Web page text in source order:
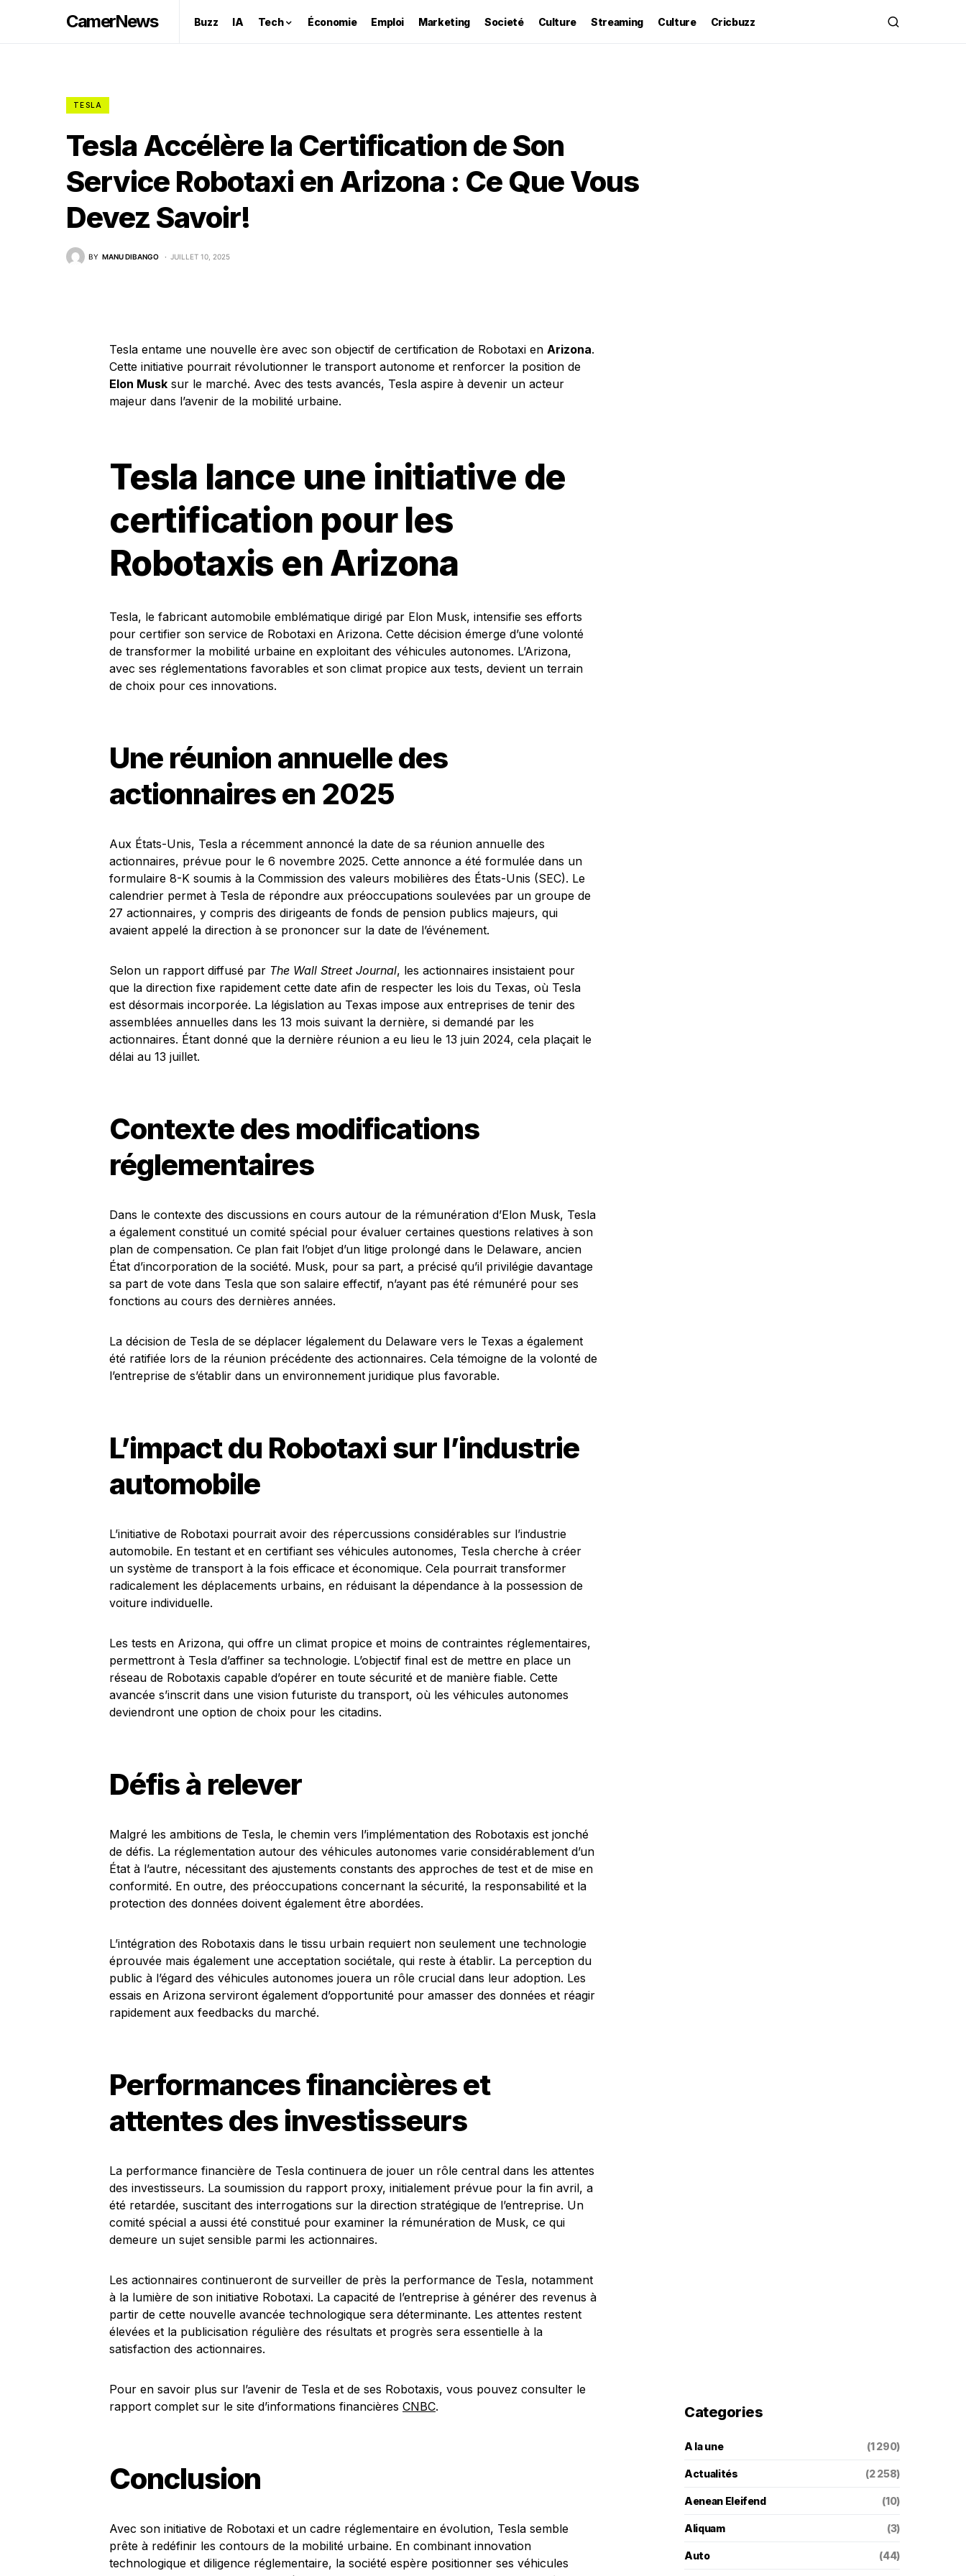
CamerNews Buzz IA Tech Économie Emploi Marketing Societé Culture Streaming Culture Cricbuzz
TESLA
Tesla Accélère la Certification de Son
Service Robotaxi en Arizona : Ce Que Vous
Devez Savoir!
BY MANU DIBANGO JUILLET 10, 2025
Tesla entame une nouvelle ère avec son objectif de certification de Robotaxi en Arizona.
Cette initiative pourrait révolutionner le transport autonome et renforcer la position de
Elon Musk sur le marché. Avec des tests avancés, Tesla aspire à devenir un acteur
majeur dans l’avenir de la mobilité urbaine.
Tesla lance une initiative de
certification pour les
Robotaxis en Arizona
Tesla, le fabricant automobile emblématique dirigé par Elon Musk, intensifie ses efforts
pour certifier son service de Robotaxi en Arizona. Cette décision émerge d’une volonté
de transformer la mobilité urbaine en exploitant des véhicules autonomes. L’Arizona,
avec ses réglementations favorables et son climat propice aux tests, devient un terrain
de choix pour ces innovations.
Une réunion annuelle des
actionnaires en 2025
Aux États-Unis, Tesla a récemment annoncé la date de sa réunion annuelle des
actionnaires, prévue pour le 6 novembre 2025. Cette annonce a été formulée dans un
formulaire 8-K soumis à la Commission des valeurs mobilières des États-Unis (SEC). Le
calendrier permet à Tesla de répondre aux préoccupations soulevées par un groupe de
27 actionnaires, y compris des dirigeants de fonds de pension publics majeurs, qui
avaient appelé la direction à se prononcer sur la date de l’événement.
Selon un rapport diffusé par The Wall Street Journal, les actionnaires insistaient pour
que la direction fixe rapidement cette date afin de respecter les lois du Texas, où Tesla
est désormais incorporée. La législation au Texas impose aux entreprises de tenir des
assemblées annuelles dans les 13 mois suivant la dernière, si demandé par les
actionnaires. Étant donné que la dernière réunion a eu lieu le 13 juin 2024, cela plaçait le
délai au 13 juillet.
Contexte des modifications
réglementaires
Dans le contexte des discussions en cours autour de la rémunération d’Elon Musk, Tesla
a également constitué un comité spécial pour évaluer certaines questions relatives à son
plan de compensation. Ce plan fait l’objet d’un litige prolongé dans le Delaware, ancien
État d’incorporation de la société. Musk, pour sa part, a précisé qu’il privilégie davantage
sa part de vote dans Tesla que son salaire effectif, n’ayant pas été rémunéré pour ses
fonctions au cours des dernières années.
La décision de Tesla de se déplacer légalement du Delaware vers le Texas a également
été ratifiée lors de la réunion précédente des actionnaires. Cela témoigne de la volonté de
l’entreprise de s’établir dans un environnement juridique plus favorable.
L’impact du Robotaxi sur l’industrie
automobile
L’initiative de Robotaxi pourrait avoir des répercussions considérables sur l’industrie
automobile. En testant et en certifiant ses véhicules autonomes, Tesla cherche à créer
un système de transport à la fois efficace et économique. Cela pourrait transformer
radicalement les déplacements urbains, en réduisant la dépendance à la possession de
voiture individuelle.
Les tests en Arizona, qui offre un climat propice et moins de contraintes réglementaires,
permettront à Tesla d’affiner sa technologie. L’objectif final est de mettre en place un
réseau de Robotaxis capable d’opérer en toute sécurité et de manière fiable. Cette
avancée s’inscrit dans une vision futuriste du transport, où les véhicules autonomes
deviendront une option de choix pour les citadins.
Défis à relever
Malgré les ambitions de Tesla, le chemin vers l’implémentation des Robotaxis est jonché
de défis. La réglementation autour des véhicules autonomes varie considérablement d’un
État à l’autre, nécessitant des ajustements constants des approches de test et de mise en
conformité. En outre, des préoccupations concernant la sécurité, la responsabilité et la
protection des données doivent également être abordées.
L’intégration des Robotaxis dans le tissu urbain requiert non seulement une technologie
éprouvée mais également une acceptation sociétale, qui reste à établir. La perception du
public à l’égard des véhicules autonomes jouera un rôle crucial dans leur adoption. Les
essais en Arizona serviront également d’opportunité pour amasser des données et réagir
rapidement aux feedbacks du marché.
Performances financières et
attentes des investisseurs
La performance financière de Tesla continuera de jouer un rôle central dans les attentes
des investisseurs. La soumission du rapport proxy, initialement prévue pour la fin avril, a
été retardée, suscitant des interrogations sur la direction stratégique de l’entreprise. Un
comité spécial a aussi été constitué pour examiner la rémunération de Musk, ce qui
demeure un sujet sensible parmi les actionnaires.
Les actionnaires continueront de surveiller de près la performance de Tesla, notamment
à la lumière de son initiative Robotaxi. La capacité de l’entreprise à générer des revenus à
partir de cette nouvelle avancée technologique sera déterminante. Les attentes restent
élevées et la publicisation régulière des résultats et progrès sera essentielle à la
satisfaction des actionnaires.
Pour en savoir plus sur l’avenir de Tesla et de ses Robotaxis, vous pouvez consulter le
rapport complet sur le site d’informations financières CNBC.
Conclusion
Avec son initiative de Robotaxi et un cadre réglementaire en évolution, Tesla semble
prête à redéfinir les contours de la mobilité urbaine. En combinant innovation
technologique et diligence réglementaire, la société espère positionner ses véhicules
Categories
A la une (1 290)
Actualités (2 258)
Aenean Eleifend (10)
Aliquam (3)
Auto (44)